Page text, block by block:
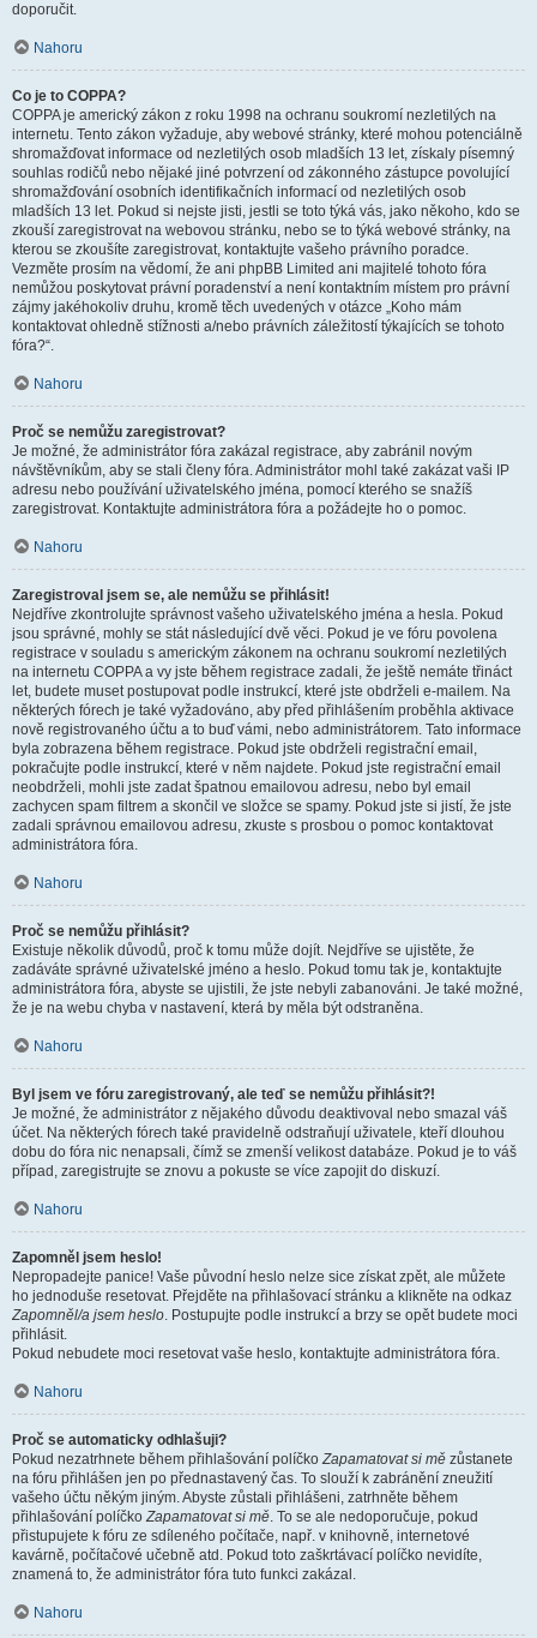
doporučit.
Nahoru
Co je to COPPA?
COPPA je americký zákon z roku 1998 na ochranu soukromí nezletilých na
internetu. Tento zákon vyžaduje, aby webové stránky, které mohou potenciálně
shromažďovat informace od nezletilých osob mladších 13 let, získaly písemný
souhlas rodičů nebo nějaké jiné potvrzení od zákonného zástupce povolující
shromažďování osobních identifikačních informací od nezletilých osob
mladších 13 let. Pokud si nejste jisti, jestli se toto týká vás, jako někoho, kdo se
zkouší zaregistrovat na webovou stránku, nebo se to týká webové stránky, na
kterou se zkoušíte zaregistrovat, kontaktujte vašeho právního poradce.
Vezměte prosím na vědomí, že ani phpBB Limited ani majitelé tohoto fóra
nemůžou poskytovat právní poradenství a není kontaktním místem pro právní
zájmy jakéhokoliv druhu, kromě těch uvedených v otázce „Koho mám
kontaktovat ohledně stížnosti a/nebo právních záležitostí týkajících se tohoto
fóra?“.
Nahoru
Proč se nemůžu zaregistrovat?
Je možné, že administrátor fóra zakázal registrace, aby zabránil novým
návštěvníkům, aby se stali členy fóra. Administrátor mohl také zakázat vaši IP
adresu nebo používání uživatelského jména, pomocí kterého se snažíš
zaregistrovat. Kontaktujte administrátora fóra a požádejte ho o pomoc.
Nahoru
Zaregistroval jsem se, ale nemůžu se přihlásit!
Nejdříve zkontrolujte správnost vašeho uživatelského jména a hesla. Pokud
jsou správné, mohly se stát následující dvě věci. Pokud je ve fóru povolena
registrace v souladu s americkým zákonem na ochranu soukromí nezletilých
na internetu COPPA a vy jste během registrace zadali, že ještě nemáte třináct
let, budete muset postupovat podle instrukcí, které jste obdrželi e-mailem. Na
některých fórech je také vyžadováno, aby před přihlášením proběhla aktivace
nově registrovaného účtu a to buď vámi, nebo administrátorem. Tato informace
byla zobrazena během registrace. Pokud jste obdrželi registrační email,
pokračujte podle instrukcí, které v něm najdete. Pokud jste registrační email
neobdrželi, mohli jste zadat špatnou emailovou adresu, nebo byl email
zachycen spam filtrem a skončil ve složce se spamy. Pokud jste si jistí, že jste
zadali správnou emailovou adresu, zkuste s prosbou o pomoc kontaktovat
administrátora fóra.
Nahoru
Proč se nemůžu přihlásit?
Existuje několik důvodů, proč k tomu může dojít. Nejdříve se ujistěte, že
zadáváte správné uživatelské jméno a heslo. Pokud tomu tak je, kontaktujte
administrátora fóra, abyste se ujistili, že jste nebyli zabanováni. Je také možné,
že je na webu chyba v nastavení, která by měla být odstraněna.
Nahoru
Byl jsem ve fóru zaregistrovaný, ale teď se nemůžu přihlásit?!
Je možné, že administrátor z nějakého důvodu deaktivoval nebo smazal váš
účet. Na některých fórech také pravidelně odstraňují uživatele, kteří dlouhou
dobu do fóra nic nenapsali, čímž se zmenší velikost databáze. Pokud je to váš
případ, zaregistrujte se znovu a pokuste se více zapojit do diskuzí.
Nahoru
Zapomněl jsem heslo!
Nepropadejte panice! Vaše původní heslo nelze sice získat zpět, ale můžete
ho jednoduše resetovat. Přejděte na přihlašovací stránku a klikněte na odkaz
Zapomněl/a jsem heslo. Postupujte podle instrukcí a brzy se opět budete moci
přihlásit.
Pokud nebudete moci resetovat vaše heslo, kontaktujte administrátora fóra.
Nahoru
Proč se automaticky odhlašuji?
Pokud nezatrhnete během přihlašování políčkoZapamatovat si mě zůstanete
na fóru přihlášen jen po přednastavený čas. To slouží k zabránění zneužití
vašeho účtu někým jiným. Abyste zůstali přihlášeni, zatrhněte během
přihlašování políčkoZapamatovat si mě. To se ale nedoporučuje, pokud
přistupujete k fóru ze sdíleného počítače, např. v knihovně, internetové
kavárně, počítačové učebně atd. Pokud toto zaškrtávací políčko nevidíte,
znamená to, že administrátor fóra tuto funkci zakázal.
Nahoru